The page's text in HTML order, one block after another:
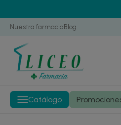
Nuestra farmaciaBlog
Catálogo